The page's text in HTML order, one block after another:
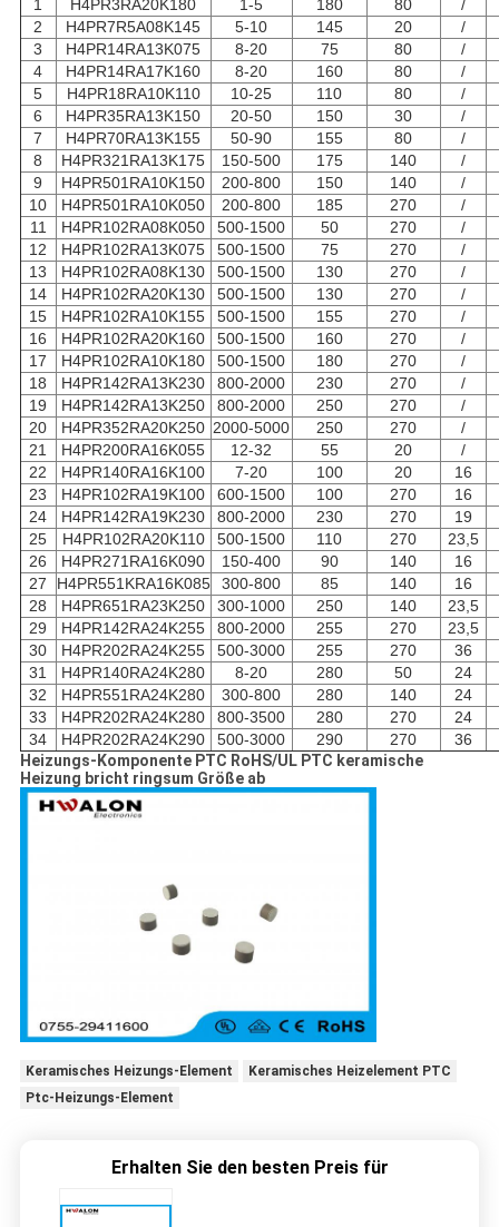
1 H4PR3RA20K180 1-5 180 80
/
2
H4PR7R5A08K145 5-10 145 20
/
3
H4PR14RA13K075 8-20 75 80
/
4
H4PR14RA17K160 8-20 160 80
/
5
H4PR18RA10K110 10-25 110 80
/
6
H4PR35RA13K150 20-50 150 30
/
7
H4PR70RA13K155 50-90 155 80
/
8
H4PR321RA13K175 150-500 175 140
/
9
H4PR501RA10K150 200-800 150 140
/
10
H4PR501RA10K050 200-800 185 270
/
11
H4PR102RA08K050 500-1500 50 270
/
12
H4PR102RA13K075 500-1500 75 270
/
13
H4PR102RA08K130 500-1500 130 270
/
14
H4PR102RA20K130 500-1500 130 270
/
15
H4PR102RA10K155 500-1500 155 270
/
16
H4PR102RA20K160 500-1500 160 270
/
17
H4PR102RA10K180 500-1500 180 270
/
18
H4PR142RA13K230 800-2000 230 270
/
19
H4PR142RA13K250 800-2000 250 270
/
20
H4PR352RA20K250 2000-5000 250 270
/
21
H4PR200RA16K055 12-32 55 20
/
22
H4PR140RA16K100 7-20 100 20 16
23
H4PR102RA19K100 600-1500 100 270 16
24
H4PR142RA19K230 800-2000 230 270 19
25
H4PR102RA20K110 500-1500 110 270 23,5
26
H4PR271RA16K090 150-400 90 140 16
27
H4PR551KRA16K085 300-800 85 140 16
28
H4PR651RA23K250 300-1000 250 140 23,5
29
H4PR142RA24K255 800-2000 255 270 23,5
30
H4PR202RA24K255 500-3000 255 270
36
31
H4PR140RA24K280 8-20 280 50 24
32
H4PR551RA24K280 300-800 280 140 24
33
H4PR202RA24K280 800-3500 280 270 24
34
H4PR202RA24K290 500-3000 290 270
36
Heizungs-Komponente PTC RoHS/UL PTC keramische
Heizung bricht ringsum Größe ab
Keramisches Heizungs-Element
Keramisches Heizelement PTC
Ptc-Heizungs-Element
Erhalten Sie den besten Preis für